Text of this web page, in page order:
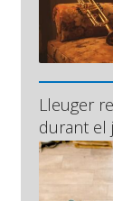
Lleuger
durant el